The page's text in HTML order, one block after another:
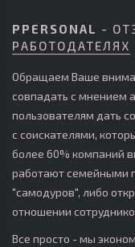
PPERSONAL -
РАБОТОДАТЕЛЯХ
Обращаем Ваше
совпадать с мнением
пользователям дать
с соискателями,
более 60% компаний
работают семейными
"самодуров", либо
отношении
Все просто - мы